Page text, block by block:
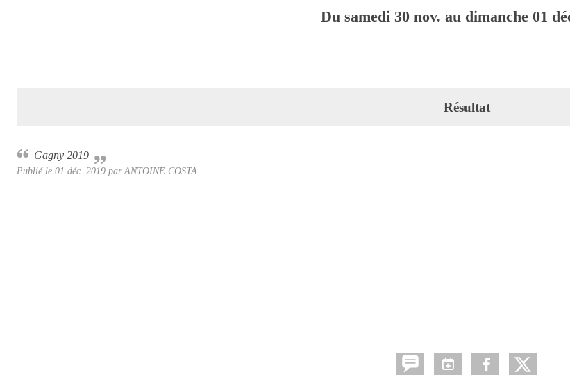
Du samedi 30 nov. au dimanche 01
Résultat
Gagny 2019
Publié le 01 déc. 2019 par ANTOINE COSTA